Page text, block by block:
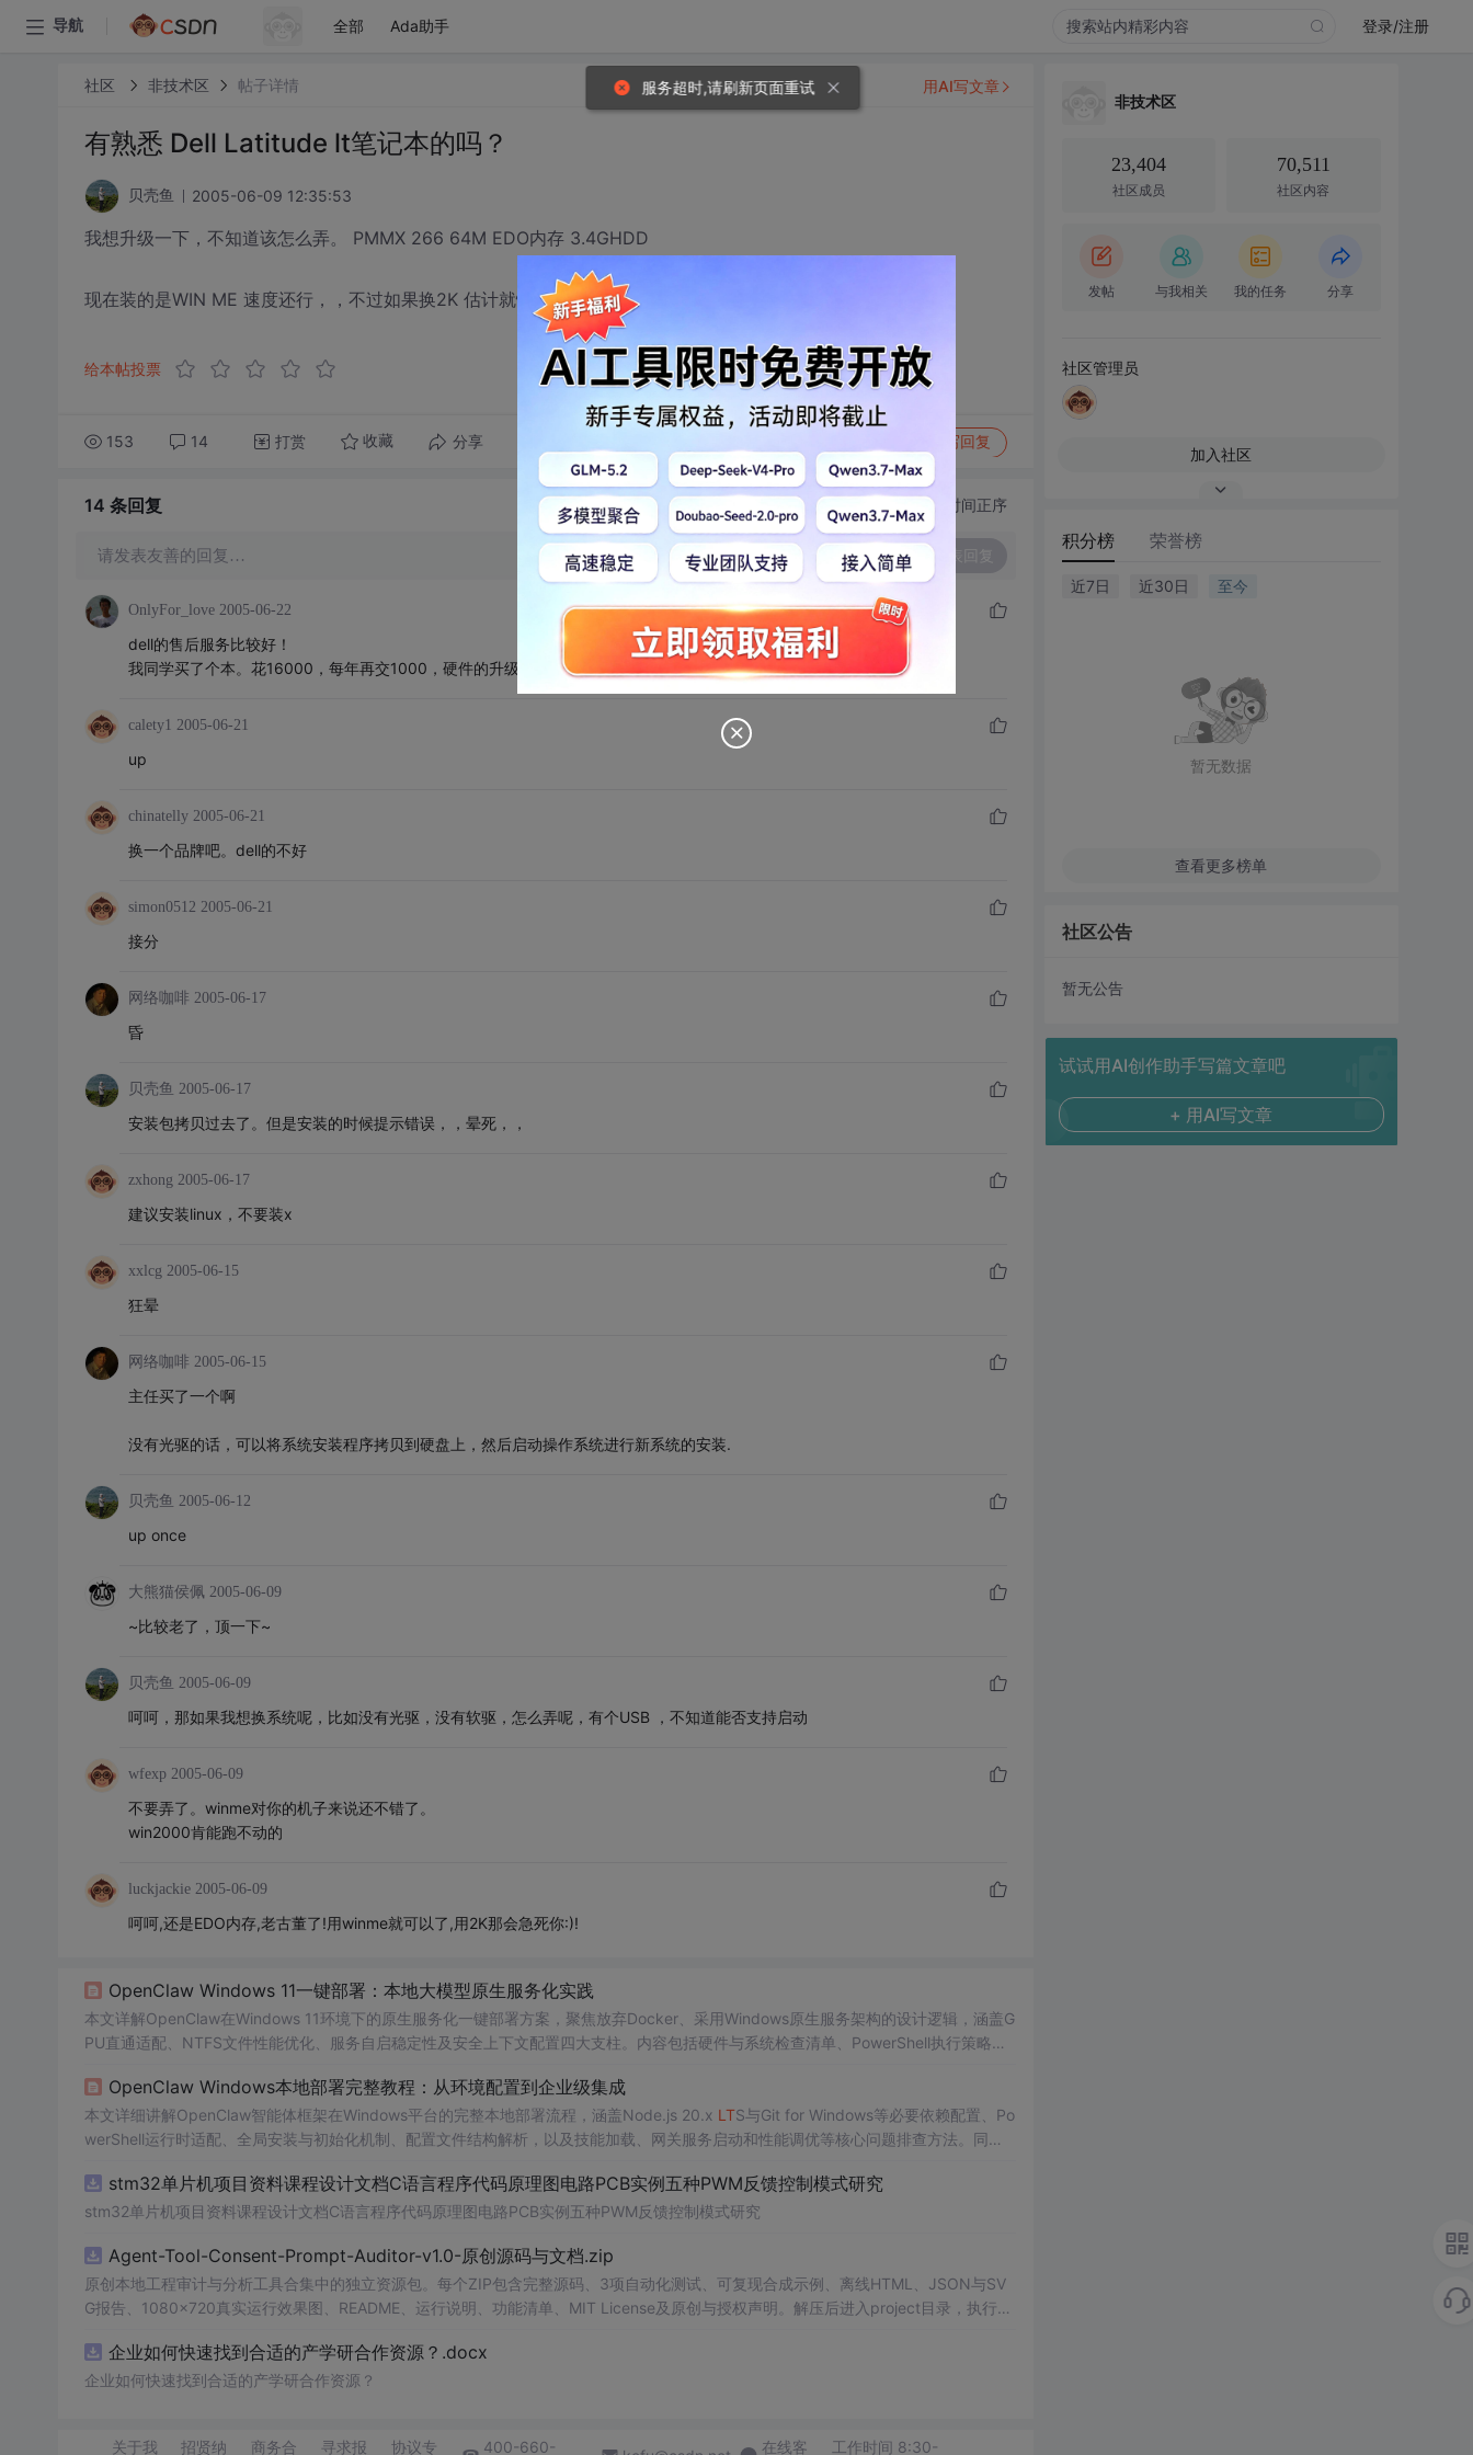
导航 全部 Ada助手 登录/注册
社区 非技术区 帖子详情
有熟悉 Dell Latitude lt笔记本的吗？
贝壳鱼 2005-06-09 12:35:53
我想升级一下，不知道该怎么弄。 PMMX 266 64M EDO内存 3.4GHDD
现在装的是WIN ME 速度还行，，不过如果换2K 估计就慢了，，有熟悉的吗？谢谢
给本帖投票
153 14 打赏 收藏 分享 写回复
用AI写文章
14 条回复 切换为时间正序
请发表友善的回复… 发表回复
OnlyFor_love 2005-06-22
dell的售后服务比较好！
我同学买了个本。花16000，每年再交1000，硬件的升级和电脑的维修都由他们负责
calety1 2005-06-21
up
chinatelly 2005-06-21
换一个品牌吧。dell的不好
simon0512 2005-06-21
接分
网络咖啡 2005-06-17
昏
贝壳鱼 2005-06-17
安装包拷贝过去了。但是安装的时候提示错误，，晕死，，
zxhong 2005-06-17
建议安装linux，不要装x
xxlcg 2005-06-15
狂晕
网络咖啡 2005-06-15
主任买了一个啊
没有光驱的话，可以将系统安装程序拷贝到硬盘上，然后启动操作系统进行新系统的安装.
贝壳鱼 2005-06-12
up once
大熊猫侯佩 2005-06-09
~比较老了，顶一下~
贝壳鱼 2005-06-09
呵呵，那如果我想换系统呢，比如没有光驱，没有软驱，怎么弄呢，有个USB ，不知道能否支持启动
wfexp 2005-06-09
不要弄了。winme对你的机子来说还不错了。
win2000肯能跑不动的
luckjackie 2005-06-09
呵呵,还是EDO内存,老古董了!用winme就可以了,用2K那会急死你:)!
OpenClaw Windows 11一键部署：本地大模型原生服务化实践
本文详解OpenClaw在Windows 11环境下的原生服务化一键部署方案，聚焦放弃Docker、采用Windows原生服务架构的设计逻辑，涵盖G
PU直通适配、NTFS文件性能优化、服务自启稳定性及安全上下文配置四大支柱。内容包括硬件与系统检查清单、PowerShell执行策略处
需求。OpenClaw Windows本地部署完整教程：从环境配置到企业级集成
本文详细讲解OpenClaw智能体框架在Windows平台的完整本地部署流程，涵盖Node.js 20.x LTS与Git for Windows等必要依赖配置、Po
werShell运行时适配、全局安装与初始化机制、配置文件结构解析，以及技能加载、网关服务启动和性能调优等核心问题排查方法。同时
stm32单片机项目资料课程设计文档C语言程序代码原理图电路PCB实例五种PWM反馈控制模式研究
stm32单片机项目资料课程设计文档C语言程序代码原理图电路PCB实例五种PWM反馈控制模式研究
Agent-Tool-Consent-Prompt-Auditor-v1.0-原创源码与文档.zip
原创本地工程审计与分析工具合集中的独立资源包。每个ZIP包含完整源码、3项自动化测试、可复现合成示例、离线HTML、JSON与SV
G报告、1080×720真实运行效果图、README、运行说明、功能清单、MIT License及原创与授权声明。解压后进入project目录，执行np
源码、Logo、官方截图、论文、生产日志或其他受限素材。适合前端开发、AI应用工程、测试审计和课程实践。
企业如何快速找到合适的产学研合作资源？.docx
企业如何快速找到合适的产学研合作资源？
关于我 招贤纳 商务合 寻求报 协议专 400-660- 在线客 工作时间 8:30-
非技术区
23,404
社区成员
70,511
社区内容
发帖 与我相关 我的任务 分享
社区管理员
加入社区
积分榜 荣誉榜
近7日 近30日 至今
暂无数据
查看更多榜单
社区公告
暂无公告
试试用AI创作助手写篇文章吧
+ 用AI写文章
服务超时,请刷新页面重试